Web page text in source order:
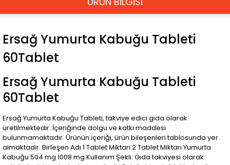
Ersağ Yumurta Kabuğu Tableti
60Tablet
Ersağ Yumurta Kabuğu Tableti
60Tablet
Ersağ Yumurta Kabuğu Tableti, takviye edici gıda olarak
üretilmektedir. İçeriğinde dolgu ve katkı maddesi
bulunmamaktadır. Ürünün içeriği, ürün bileşenleri tablosunda yer
almaktadır. Birleşen Adı 1 Tablet Miktarı 2 Tablet Miktarı Yumurta
Kabuğu 504 mg 1008 mg Kullanım Şekli: Gıda takviyesi olarak